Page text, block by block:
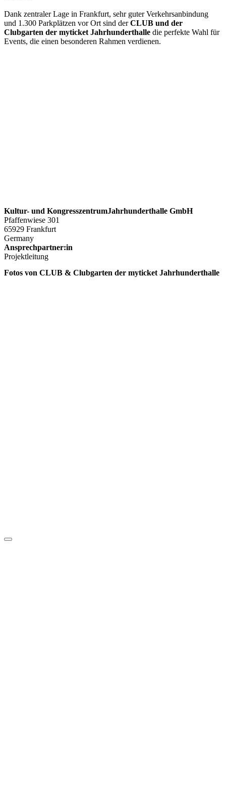
Dank zentraler Lage in Frankfurt, sehr guter Verkehrsanbindung
und 1.300 Parkplätzen vor Ort sind derCLUB und der
Clubgarten der myticket Jahrhunderthalle die perfekte Wahl für
Events, die einen besonderen Rahmen verdienen.
Kultur- und KongresszentrumJahrhunderthalle GmbH
Pfaffenwiese 301
65929 Frankfurt
Germany
Ansprechpartner:in
Projektleitung
Fotos von CLUB & Clubgarten der myticket Jahrhunderthalle